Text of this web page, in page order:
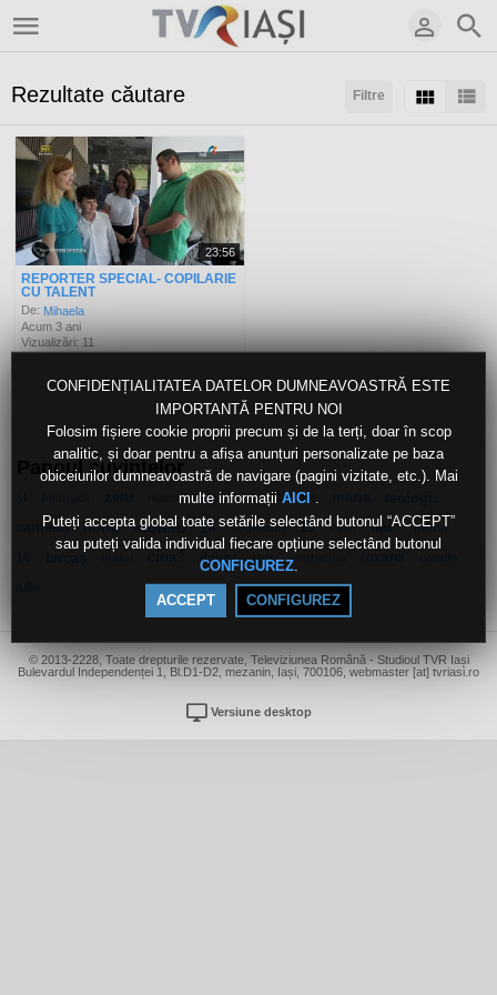
CONFIDENȚIALITATEA DATELOR DUMNEAVOASTRĂ ESTE
IMPORTANTĂ PENTRU NOI
Folosim fișiere cookie proprii precum și de la terți, doar în scop
analitic, și doar pentru a afișa anunțuri personalizate pe baza
obiceiurilor dumneavoastră de navigare (pagini vizitate, etc.). Mai
multe informații AICI .
Puteți accepta global toate setările selectând butonul “ACCEPT”
sau puteți valida individual fiecare opțiune selectând butonul
CONFIGUREZ.
ACCEPT CONFIGUREZ
Filtre
Rezultate căutare
Sortaţi după:
23:56
REPORTER SPECIAL- COPILARIE
CU TALENT
De: Mihaela
Acum 3 ani
Vizualizări: 11
Panoul cuvintelor
marcel iași alina boldor
camelia horia stoleru 24 seghedin 19 casa tău” prima
doboş ion anghelina
© 2013-2228, Toate drepturile rezervate, Televiziunea Română - Studioul TVR Iași
Bulevardul Independenței 1, Bl.D1-D2, mezanin, Iași, 700106, webmaster [at] tvriasi.ro
Versiune desktop